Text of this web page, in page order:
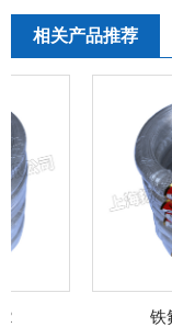
相关产品推荐
铁氟